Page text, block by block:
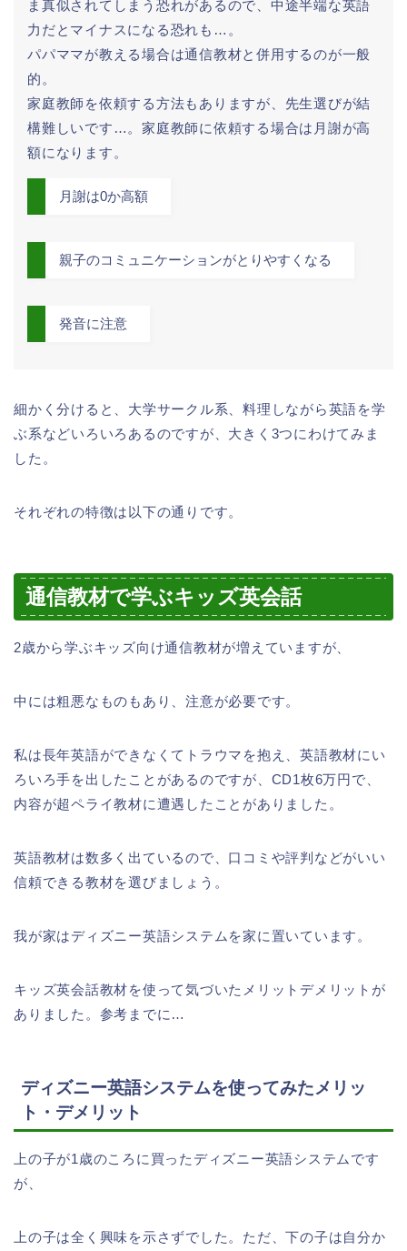
ま真似されてしまう恐れがあるので、中途半端な英語
力だとマイナスになる恐れも…。
パパママが教える場合は通信教材と併用するのが一般
的。
家庭教師を依頼する方法もありますが、先生選びが結
構難しいです…。家庭教師に依頼する場合は月謝が高
額になります。
月謝は0か高額
親子のコミュニケーションがとりやすくなる
発音に注意
細かく分けると、大学サークル系、料理しながら英語を学
ぶ系などいろいろあるのですが、大きく3つにわけてみま
した。
それぞれの特徴は以下の通りです。
通信教材で学ぶキッズ英会話
2歳から学ぶキッズ向け通信教材が増えていますが、
中には粗悪なものもあり、注意が必要です。
私は長年英語ができなくてトラウマを抱え、英語教材にい
ろいろ手を出したことがあるのですが、CD1枚6万円で、
内容が超ペライ教材に遭遇したことがありました。
英語教材は数多く出ているので、口コミや評判などがいい
信頼できる教材を選びましょう。
我が家はディズニー英語システムを家に置いています。
キッズ英会話教材を使って気づいたメリットデメリットが
ありました。参考までに…
ディズニー英語システムを使ってみたメリッ
ト・デメリット
上の子が1歳のころに買ったディズニー英語システムです
が、
上の子は全く興味を示さずでした。ただ、下の子は自分か